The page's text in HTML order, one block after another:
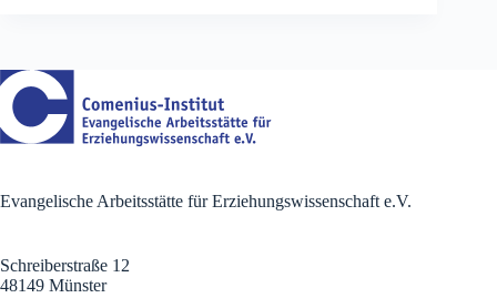
Evangelische Arbeitsstätte für Erziehungswissenschaft e.V.
Schreiberstraße 12
48149 Münster